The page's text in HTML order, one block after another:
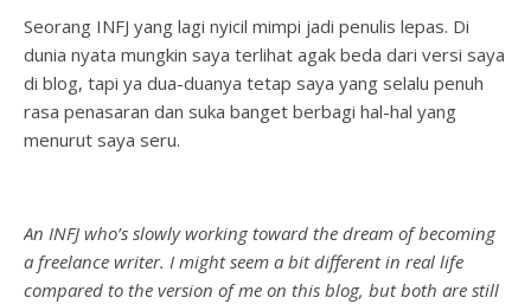
Seorang INFJ yang lagi nyicil mimpi jadi penulis lepas. Di
dunia nyata mungkin saya terlihat agak beda dari versi saya
di blog, tapi ya dua-duanya tetap saya yang selalu penuh
rasa penasaran dan suka banget berbagi hal-hal yang
menurut saya seru.
An INFJ who’s slowly working toward the dream of becoming
a freelance writer. I might seem a bit different in real life
compared to the version of me on this blog, but both are still